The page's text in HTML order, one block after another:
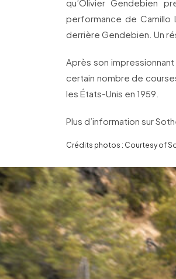
qu’Olivier Gendebien
performance de Camillo
derrière Gendebien. Un
Après son
certain nombre de
les États-Unis en 1959.
Plus d’information sur
Crédits photos : Courtesy of